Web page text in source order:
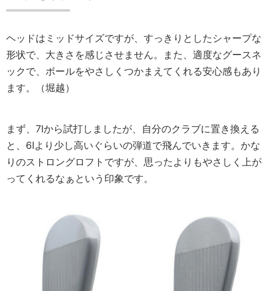
ヘッドはミッドサイズですが、すっきりとしたシャープな
形状で、大きさを感じさせません。また、適度なグースネ
ックで、ボールをやさしくつかまえてくれる安心感もあり
ます。（堀越）
まず、7Iから試打しましたが、自分のクラブに置き換える
と、6Iより少し高いぐらいの弾道で飛んでいきます。かな
りのストロングロフトですが、思ったよりもやさしく上が
ってくれるなぁという印象です。